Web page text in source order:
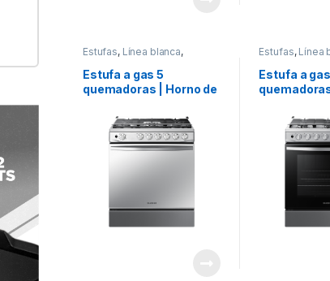
Estufas, Línea blanca,
Estufa a gas 5
quemadoras | Horno de
| Modelo NX52T7322LS
Estufas, Línea
Estufa a
| Modelo